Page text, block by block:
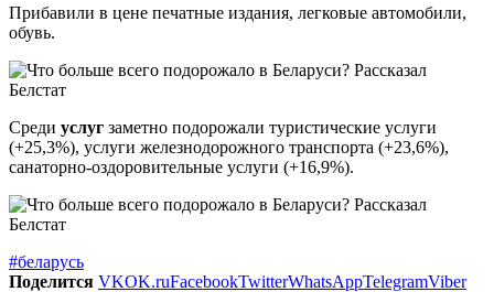
Прибавили в цене печатные издания, легковые автомобили,
обувь.
Среди услуг заметно подорожали туристические услуги
(+25,3%), услуги железнодорожного транспорта (+23,6%),
санаторно-оздоровительные услуги (+16,9%).
#беларусь
Поделится VKOK.ruFacebookTwitterWhatsAppTelegramViber